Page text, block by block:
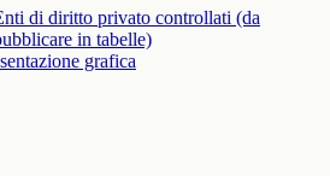
di diritto privato controllati (da
in tabelle)
grafica